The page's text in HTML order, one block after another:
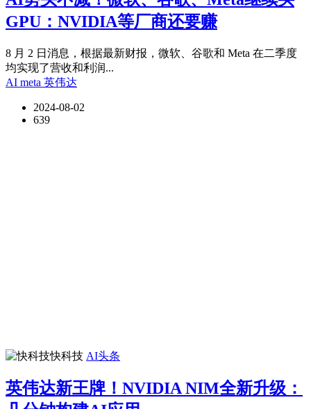
GPU：NVIDIA等厂商还要赚
8 月 2 日消息，根据最新财报，微软、谷歌和 Meta 在二季度
均实现了营收和利润...
AI meta 英伟达
2024-08-02
639
快科技 AI头条
英伟达新王牌！NVIDIA NIM全新升级：